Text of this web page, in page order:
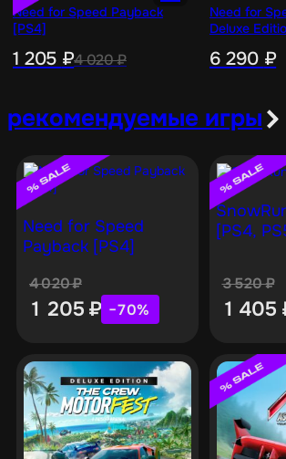
Need for Speed Payback
[PS4]
1 205 ₽4 020₽
Need for
Deluxe
6 290 ₽
рекомендуемые игры
Need for Speed
Payback [PS4]
4 020₽
1 205 ₽ −70%
[PS4,
3 520₽
1 405